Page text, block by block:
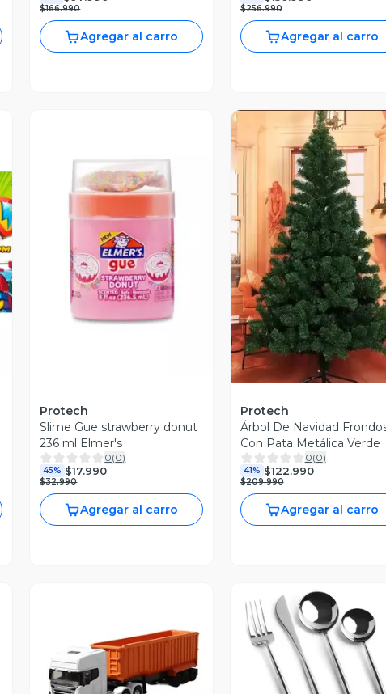
$166.990
Agregar al carro
$256.990
Agregar al carro
Vista Previa
Protech
Slime Gue strawberry donut
236 ml Elmer's
0(0)
45% $17.990
$32.990
Agregar al carro
Vista Previa
Protech
Árbol De Navidad
Con Pata Metálica Verde
0(0)
41% $122.990
$209.990
Agregar al carro
Vista Previa Vista Previa